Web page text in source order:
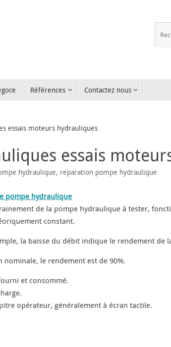
Références Contactez nous
essais moteurs hydrauliques
essais
hydraulique, reparation pompe hydraulique
pompe hydraulique
de la pompe hydraulique à tester,
constant.
la baisse du débit indique le rendement de
nominale, le rendement est de 90%.
et consommé.
opérateur, généralement à écran tactile.